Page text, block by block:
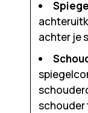
achter je
schouder